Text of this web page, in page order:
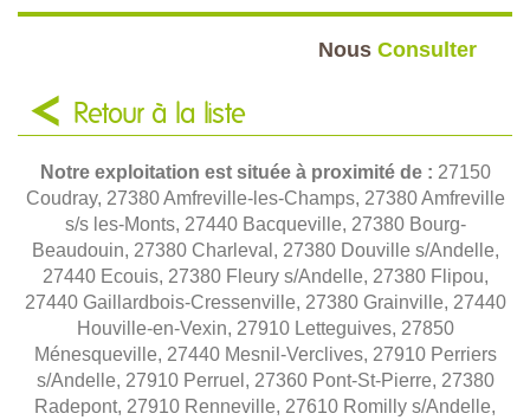
Nous Consulter
Retour à la liste
Notre exploitation est située à proximité de : 27150
Coudray, 27380 Amfreville-les-Champs, 27380 Amfreville
s/s les-Monts, 27440 Bacqueville, 27380 Bourg-
Beaudouin, 27380 Charleval, 27380 Douville s/Andelle,
27440 Ecouis, 27380 Fleury s/Andelle, 27380 Flipou,
27440 Gaillardbois-Cressenville, 27380 Grainville, 27440
Houville-en-Vexin, 27910 Letteguives, 27850
Ménesqueville, 27440 Mesnil-Verclives, 27910 Perriers
s/Andelle, 27910 Perruel, 27360 Pont-St-Pierre, 27380
Radepont, 27910 Renneville, 27610 Romilly s/Andelle,